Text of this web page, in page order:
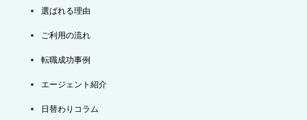
選ばれる理由
ご利用の流れ
転職成功事例
エージェント紹介
日替わりコラム